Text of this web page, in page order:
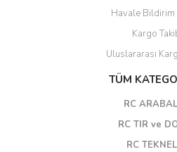
Havale Bildirim
Kargo
Uluslararası
TÜM
RC
RC TIR ve
RC